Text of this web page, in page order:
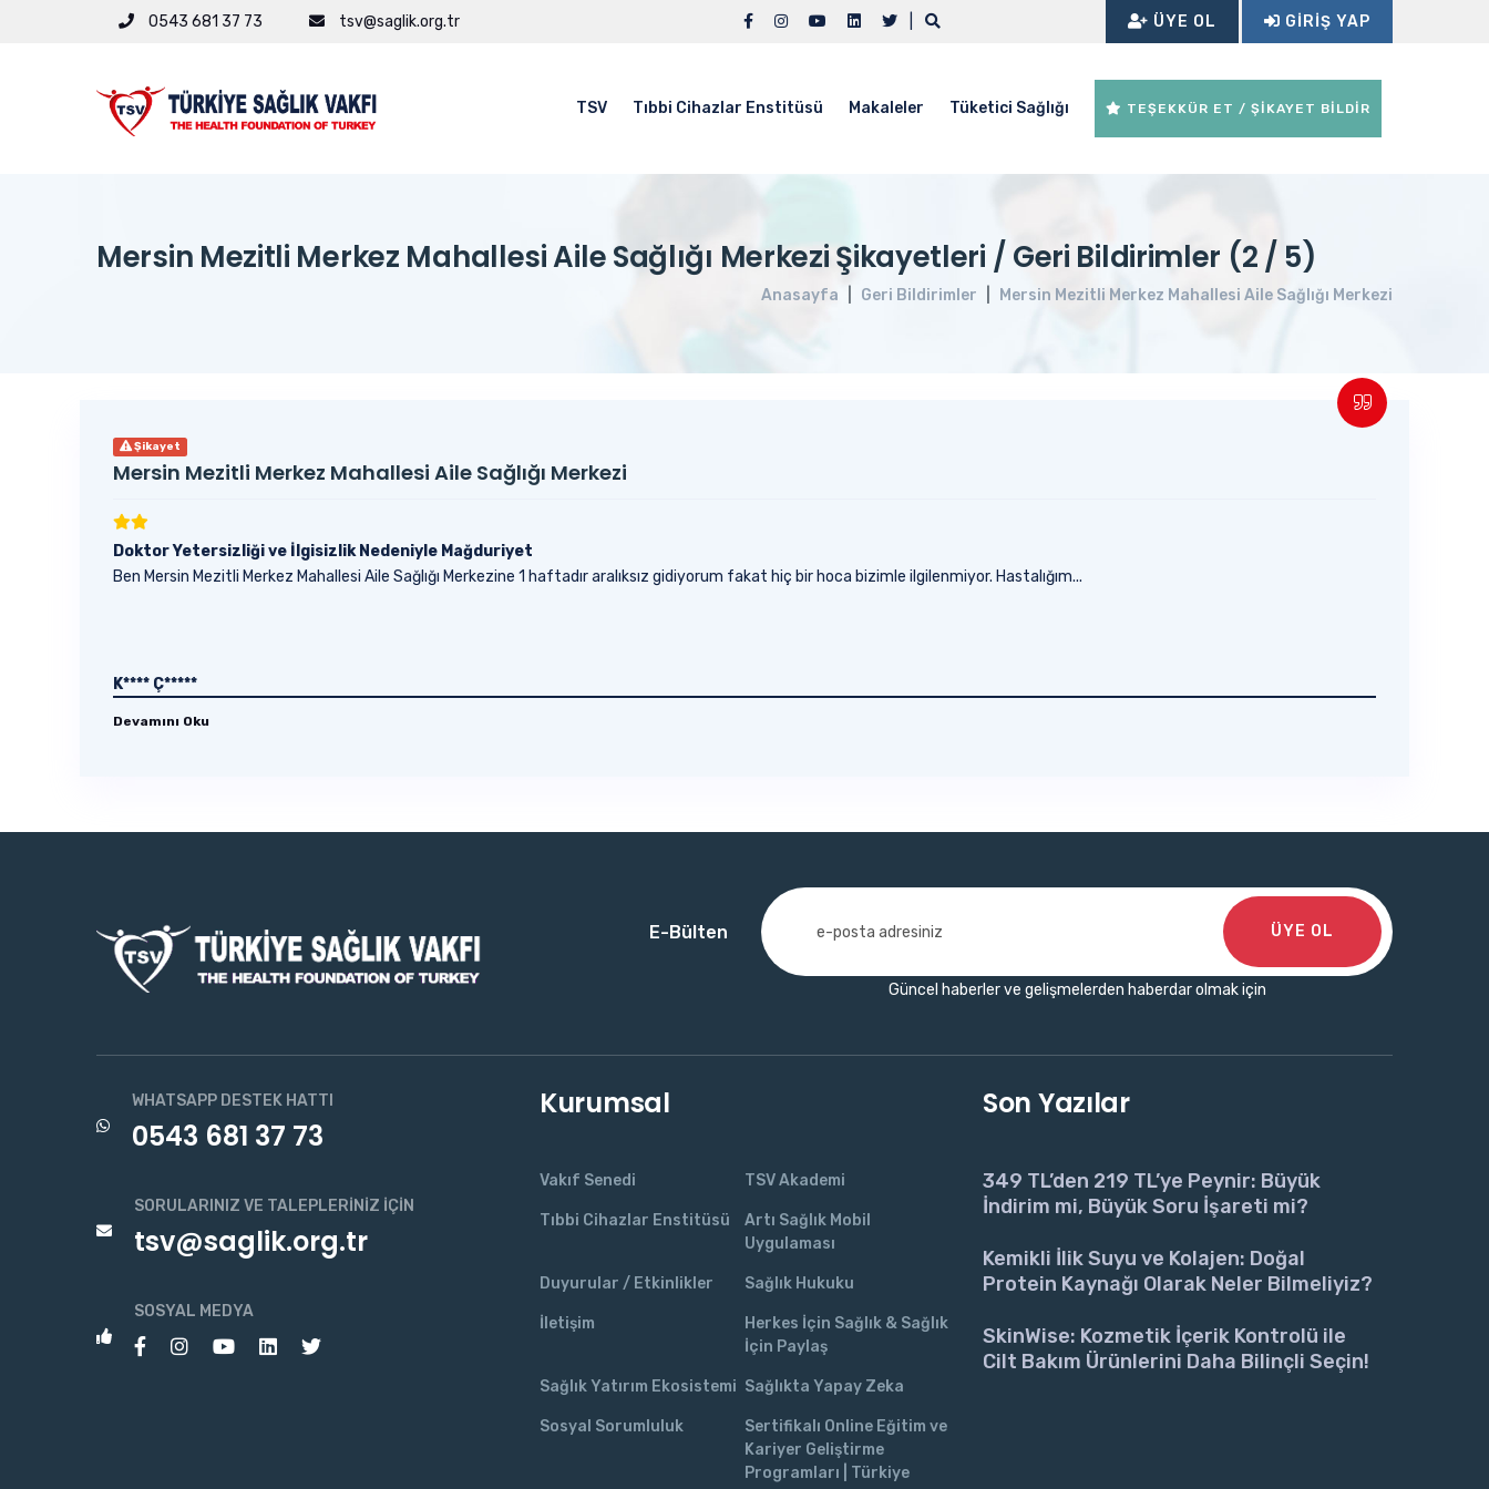
0543 681 37 73 tsv@saglik.org.tr ÜYE OL GIRIŞ YAP
TSV Tıbbi Cihazlar Enstitüsü Makaleler Tüketici Sağlığı TEŞEKKÜR ET / ŞİKAYET BİLDİR
Mersin Mezitli Merkez Mahallesi Aile Sağlığı Merkezi Şikayetleri / Geri Bildirimler (2 / 5)
Anasayfa Geri Bildirimler Mersin Mezitli Merkez Mahallesi Aile Sağlığı Merkezi
Şikayet
Mersin Mezitli Merkez Mahallesi Aile Sağlığı Merkezi
Doktor Yetersizliği ve İlgisizlik Nedeniyle Mağduriyet
Ben Mersin Mezitli Merkez Mahallesi Aile Sağlığı Merkezine 1 haftadır aralıksız gidiyorum fakat hiç bir hoca bizimle ilgilenmiyor. Hastalığım...
K**** Ç*****
Devamını Oku
E-Bülten
Güncel haberler ve gelişmelerden haberdar olmak için
ÜYE OL
WHATSAPP DESTEK HATTI
0543 681 37 73
SORULARINIZ VE TALEPLERINIZ İÇIN
tsv@saglik.org.tr
SOSYAL MEDYA
Kurumsal
Vakıf Senedi TSV Akademi
Tıbbi Cihazlar Enstitüsü
Artı Sağlık Mobil
Uygulaması
Duyurular / Etkinlikler Sağlık Hukuku
İletişim
Herkes İçin Sağlık & Sağlık
İçin Paylaş
Sağlık Yatırım Ekosistemi Sağlıkta Yapay Zeka
Sosyal Sorumluluk
Sertifikalı Online Eğitim ve
Kariyer Geliştirme
Programları | Türkiye
Son Yazılar
349 TL’den 219 TL’ye Peynir: Büyük
İndirim mi, Büyük Soru İşareti mi?
Kemikli İlik Suyu ve Kolajen: Doğal
Protein Kaynağı Olarak Neler Bilmeliyiz?
SkinWise: Kozmetik İçerik Kontrolü ile
Cilt Bakım Ürünlerini Daha Bilinçli Seçin!